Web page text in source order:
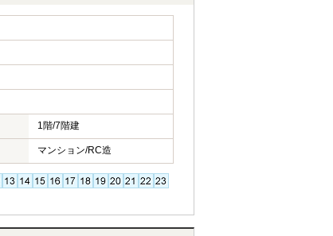
1階/7階建
マンション/RC造